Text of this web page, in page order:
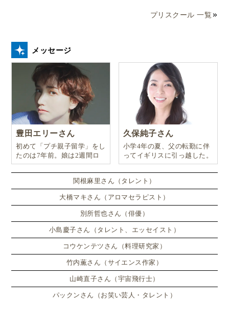
プリスクール 一覧
メッセージ
豊田エリーさん
初めて「プチ親子留学」をし
たのは7年前。娘は2週間ロ
ンドンのサマースクールに通
い、英語劇に挑戦したり、
久保純子さん
小学4年の夏、父の転勤に伴
ってイギリスに引っ越した。
関根麻里さん（タレント）
大橋マキさん（アロマセラピスト）
別所哲也さん（俳優）
小島慶子さん（タレント、エッセイスト）
コウケンテツさん（料理研究家）
竹内薫さん（サイエンス作家）
山崎直子さん（宇宙飛行士）
パックンさん（お笑い芸人・タレント）